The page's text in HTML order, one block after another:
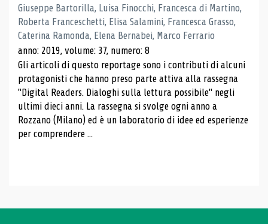
Giuseppe Bartorilla, Luisa Finocchi, Francesca di Martino,
Roberta Franceschetti, Elisa Salamini, Francesca Grasso,
Caterina Ramonda, Elena Bernabei, Marco Ferrario
anno: 2019, volume: 37, numero: 8
Gli articoli di questo reportage sono i contributi di alcuni
protagonisti che hanno preso parte attiva alla rassegna
"Digital Readers. Dialoghi sulla lettura possibile" negli
ultimi dieci anni. La rassegna si svolge ogni anno a
Rozzano (Milano) ed è un laboratorio di idee ed esperienze
per comprendere ...